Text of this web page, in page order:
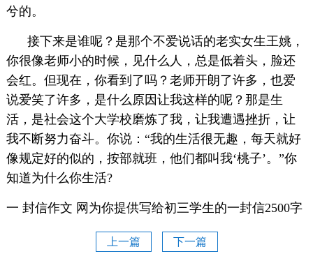
兮的。
接下来是谁呢？是那个不爱说话的老实女生王姚，
你很像老师小的时候，见什么人，总是低着头，脸还
会红。但现在，你看到了吗？老师开朗了许多，也爱
说爱笑了许多，是什么原因让我这样的呢？那是生
活，是社会这个大学校磨炼了我，让我遭遇挫折，让
我不断努力奋斗。你说：“我的生活很无趣，每天就好
像规定好的似的，按部就班，他们都叫我‘桃子’。”你
知道为什么你生活?
一 封信作文 网为你提供写给初三学生的一封信2500字
上一篇 下一篇